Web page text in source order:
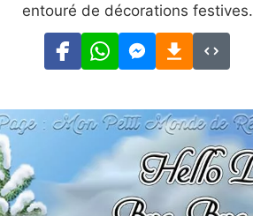
entouré de décorations festives.